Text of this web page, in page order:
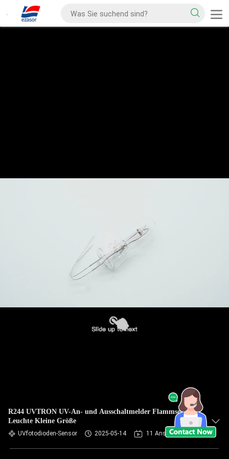
R244 UVTRON UV-An- und Ausschaltmelder Flammsensor
Leuchte Kleine Größe
UVfotodioden-Sensor 2025-05-14 11 Ansichten